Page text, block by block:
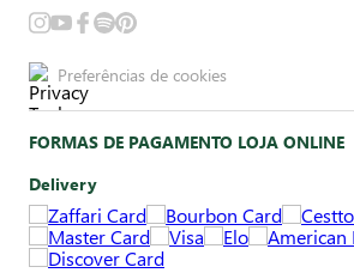
Preferências de cookies
FORMAS DE PAGAMENTO LOJA ONLINE
Delivery